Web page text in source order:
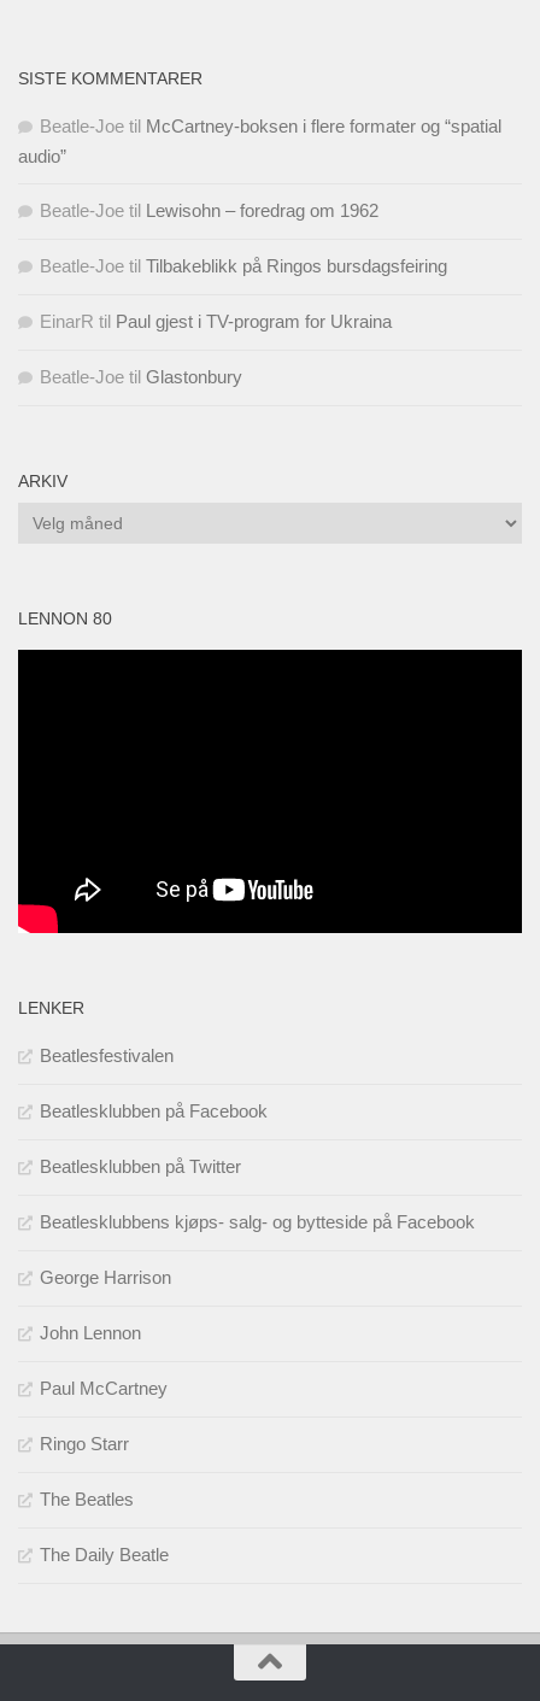
SISTE KOMMENTARER
Beatle-Joe til McCartney-boksen i flere formater og “spatial
audio”
Beatle-Joe til Lewisohn – foredrag om 1962
Beatle-Joe til Tilbakeblikk på Ringos bursdagsfeiring
EinarR til Paul gjest i TV-program for Ukraina
Beatle-Joe til Glastonbury
ARKIV
Arkiv
LENNON 80
LENKER
Beatlesfestivalen
Beatlesklubben på Facebook
Beatlesklubben på Twitter
Beatlesklubbens kjøps- salg- og bytteside på Facebook
George Harrison
John Lennon
Paul McCartney
Ringo Starr
The Beatles
The Daily Beatle